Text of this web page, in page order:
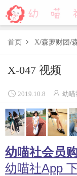
森萝财团
BETA FREE
森萝财团视频
木花琳琳是勇者
木花琳琳是勇者写真
首页  X/森萝财团 /
X-047 视频
 2019.10.8  幼喵
幼喵社会员
幼喵社App